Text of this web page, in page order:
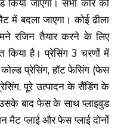
जाएगा। सभी कोर को
बदला जाएगा। कोई ढीला
रजिन तैयार करने के लिए
किया है। प्रेसिंग 3 चरणों में
कोल्ड प्रेसिंग, हॉट फेसिंग (फेस
पूरे उत्पादन के सैंडिंग के
बाद फेस के साथ प्लाइवुड
मैट प्लाई और फेस प्लाई दोनों